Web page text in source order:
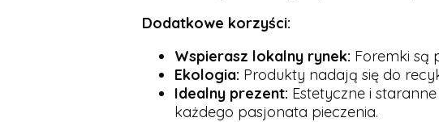
Dodatkowe korzyści:
Wspierasz lokalny rynek: Foremki są
Ekologia: Produkty nadają się do
Idealny prezent: Estetyczne i
każdego pasjonata pieczenia.